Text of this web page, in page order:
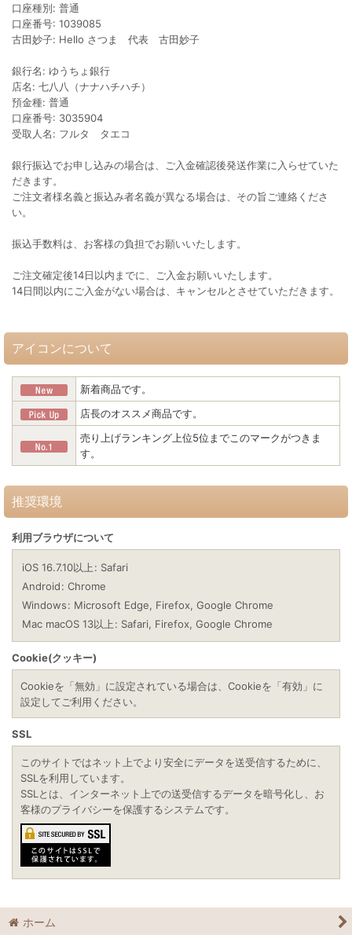
口座種別: 普通
口座番号: 1039085
古田妙子: Hello さつま 代表 古田妙子
銀行名: ゆうちょ銀行
店名: 七八八（ナナハチハチ）
預金種: 普通
口座番号: 3035904
受取人名: フルタ タエコ
銀行振込でお申し込みの場合は、ご入金確認後発送作業に入らせていた
だきます。
ご注文者様名義と振込み者名義が異なる場合は、その旨ご連絡くださ
い。
振込手数料は、お客様の負担でお願いいたします。
ご注文確定後14日以内までに、ご入金お願いいたします。
14日間以内にご入金がない場合は、キャンセルとさせていただきます。
アイコンについて
新着商品です。
店長のオススメ商品です。
売り上げランキング上位5位までこのマークがつきま
す。
推奨環境
利用ブラウザについて
iOS 16.7.10以上: Safari
Android: Chrome
Windows: Microsoft Edge, Firefox, Google Chrome
Mac macOS 13以上: Safari, Firefox, Google Chrome
Cookie(クッキー)
Cookieを「無効」に設定されている場合は、Cookieを「有効」に
設定してご利用ください。
SSL
このサイトではネット上でより安全にデータを送受信するために、
SSLを利用しています。
SSLとは、インターネット上での送受信するデータを暗号化し、お
客様のプライバシーを保護するシステムです。
ホーム